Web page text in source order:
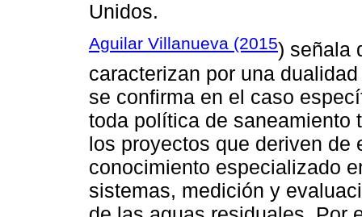
Unidos.
Aguilar Villanueva (2015) señala
caracterizan por una
se confirma en el caso
toda política de saneamiento
los proyectos que deriven de
conocimiento especializado
sistemas, medición y